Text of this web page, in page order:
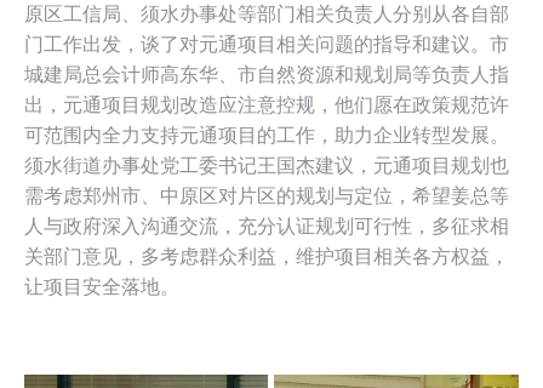
原区工信局、须水办事处等部门相关负责人分别从各自部
门工作出发，谈了对元通项目相关问题的指导和建议。市
城建局总会计师高东华、市自然资源和规划局等负责人指
出，元通项目规划改造应注意控规，他们愿在政策规范许
可范围内全力支持元通项目的工作，助力企业转型发展。
须水街道办事处党工委书记王国杰建议，元通项目规划也
需考虑郑州市、中原区对片区的规划与定位，希望姜总等
人与政府深入沟通交流，充分认证规划可行性，多征求相
关部门意见，多考虑群众利益，维护项目相关各方权益，
让项目安全落地。